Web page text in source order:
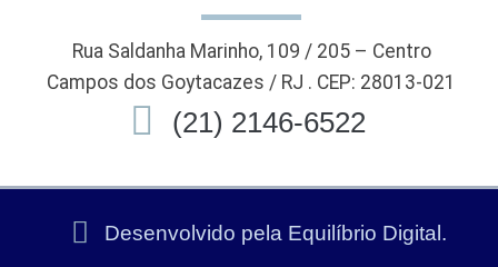
Rua Saldanha Marinho, 109 / 205 – Centro
Campos dos Goytacazes / RJ . CEP: 28013-021
(21) 2146-6522
Desenvolvido pela Equilíbrio Digital.